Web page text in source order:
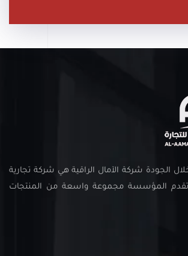
الجودة شركة الآمال الراقية هي شركة تجارية
المؤسسة مجموعة واسعة من المنتجات